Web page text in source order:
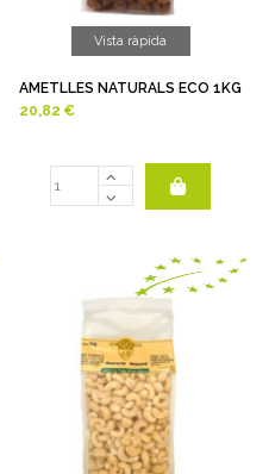
Vista ràpida
AMETLLES NATURALS ECO 1KG
20,82 €